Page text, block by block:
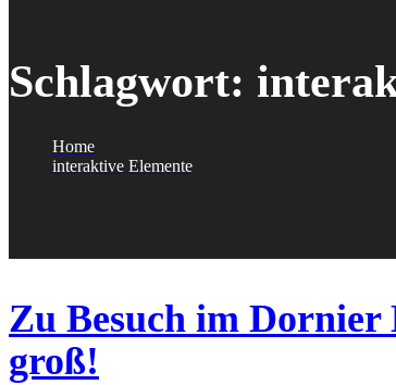
Schlagwort:
Home
interaktive Elemente
Zu Besuch im
groß!